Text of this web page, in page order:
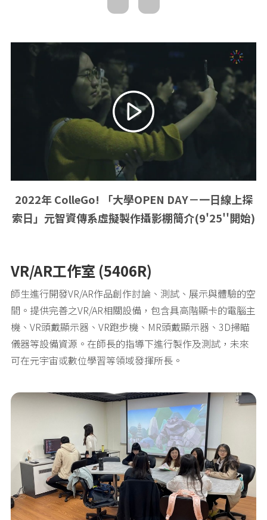
2022年 ColleGo! 「大學OPEN DAY－一日線上探
索日」元智資傳系虛擬製作攝影棚簡介(9'25''開始)
VR/AR工作室 (5406R)
師生進行開發VR/AR作品創作討論、測試、展示與體驗的空
間。提供完善之VR/AR相關設備，包含具高階顯卡的電腦主
機、VR頭戴顯示器、VR跑步機、MR頭戴顯示器、3D掃瞄
儀器等設備資源。在師長的指導下進行製作及測試，未來
可在元宇宙或數位學習等領域發揮所長。